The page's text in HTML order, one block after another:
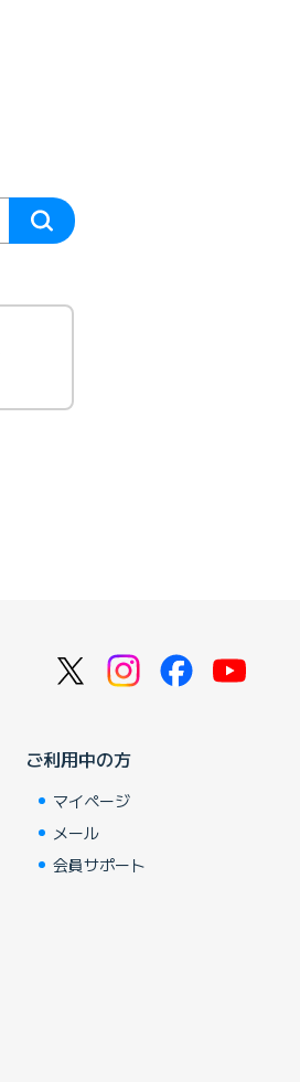
ご利用中の方
マイページ
メール
会員サポート